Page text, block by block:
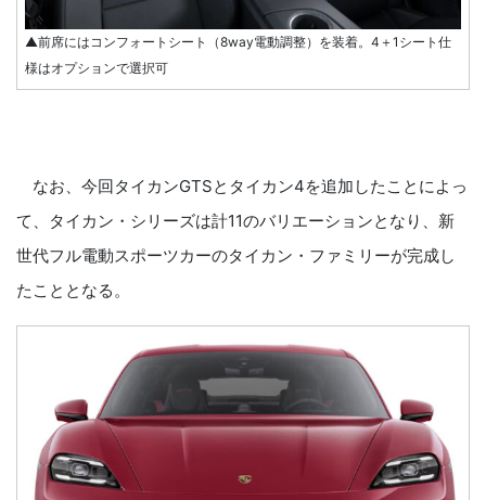
▲前席にはコンフォートシート（8way電動調整）を装着。4＋1シート仕
様はオプションで選択可
なお、今回タイカンGTSとタイカン4を追加したことによっ
て、タイカン・シリーズは計11のバリエーションとなり、新
世代フル電動スポーツカーのタイカン・ファミリーが完成し
たこととなる。